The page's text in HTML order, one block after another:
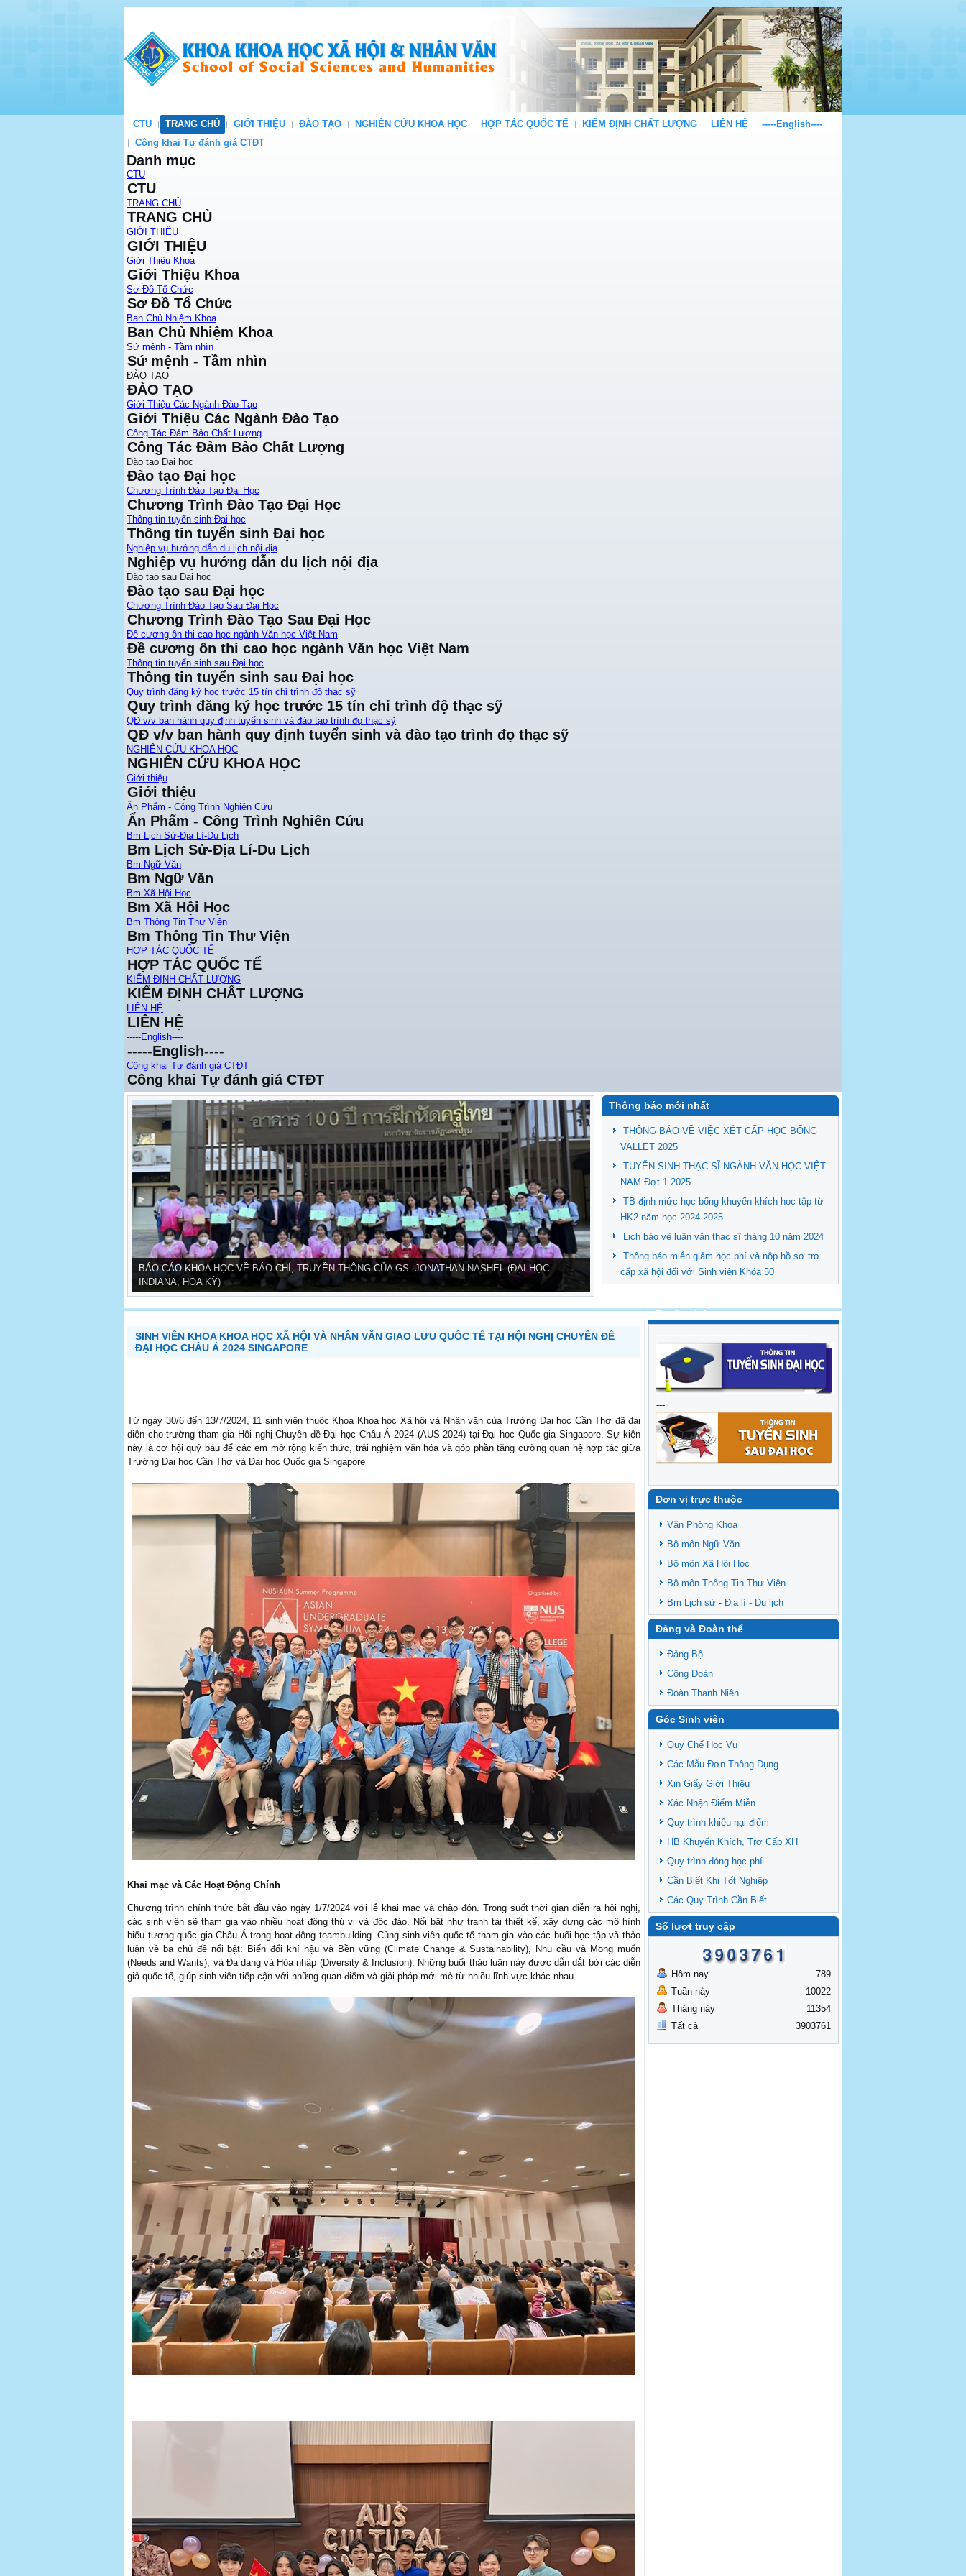
CTU TRANG CHỦ GIỚI THIỆU ĐÀO TẠO NGHIÊN CỨU KHOA HỌC HỢP TÁC QUỐC TẾ KIỂM ĐỊNH CHẤT LƯỢNG LIÊN HỆ
-----English----
Công khai Tự đánh giá CTĐT
Danh mục
CTU
CTU
TRANG CHỦ
TRANG CHỦ
GIỚI THIỆU
GIỚI THIỆU
Giới Thiệu Khoa
Giới Thiệu Khoa
Sơ Đồ Tổ Chức
Sơ Đồ Tổ Chức
Ban Chủ Nhiệm Khoa
Ban Chủ Nhiệm Khoa
Sứ mệnh - Tầm nhìn
Sứ mệnh - Tầm nhìn
ĐÀO TẠO
ĐÀO TẠO
Giới Thiệu Các Ngành Đào Tạo
Giới Thiệu Các Ngành Đào Tạo
Công Tác Đảm Bảo Chất Lượng
Công Tác Đảm Bảo Chất Lượng
Đào tạo Đại học
Đào tạo Đại học
Chương Trình Đào Tạo Đại Học
Chương Trình Đào Tạo Đại Học
Thông tin tuyển sinh Đại học
Thông tin tuyển sinh Đại học
Nghiệp vụ hướng dẫn du lịch nội địa
Nghiệp vụ hướng dẫn du lịch nội địa
Đào tạo sau Đại học
Đào tạo sau Đại học
Chương Trình Đào Tạo Sau Đại Học
Chương Trình Đào Tạo Sau Đại Học
Đề cương ôn thi cao học ngành Văn học Việt Nam
Đề cương ôn thi cao học ngành Văn học Việt Nam
Thông tin tuyển sinh sau Đại học
Thông tin tuyển sinh sau Đại học
Quy trình đăng ký học trước 15 tín chỉ trình độ thạc sỹ
Quy trình đăng ký học trước 15 tín chỉ trình độ thạc sỹ
QĐ v/v ban hành quy định tuyển sinh và đào tạo trình đọ thạc sỹ
QĐ v/v ban hành quy định tuyển sinh và đào tạo trình đọ thạc sỹ
NGHIÊN CỨU KHOA HỌC
NGHIÊN CỨU KHOA HỌC
Giới thiệu
Giới thiệu
Ấn Phẩm - Công Trình Nghiên Cứu
Ấn Phẩm - Công Trình Nghiên Cứu
Bm Lịch Sử-Địa Lí-Du Lịch
Bm Lịch Sử-Địa Lí-Du Lịch
Bm Ngữ Văn
Bm Ngữ Văn
Bm Xã Hội Học
Bm Xã Hội Học
Bm Thông Tin Thư Viện
Bm Thông Tin Thư Viện
HỢP TÁC QUỐC TẾ
HỢP TÁC QUỐC TẾ
KIỂM ĐỊNH CHẤT LƯỢNG
KIỂM ĐỊNH CHẤT LƯỢNG
LIÊN HỆ
LIÊN HỆ
-----English----
-----English----
Công khai Tự đánh giá CTĐT
Công khai Tự đánh giá CTĐT
BÁO CÁO KHOA HỌC VỀ BÁO CHÍ, TRUYỀN THÔNG CỦA GS. JONATHAN NASHEL (ĐẠI HỌC
INDIANA, HOA KỲ)
Thông báo mới nhất
THÔNG BÁO VỀ VIỆC XÉT CẤP HỌC BỔNG
VALLET 2025
TUYỂN SINH THẠC SĨ NGÀNH VĂN HỌC VIỆT
NAM Đợt 1.2025
TB định mức học bổng khuyến khích học tập từ
HK2 năm học 2024-2025
Lịch bảo vệ luận văn thạc sĩ tháng 10 năm 2024
Thông báo miễn giảm học phí và nộp hồ sơ trợ
cấp xã hội đối với Sinh viên Khóa 50
SINH VIÊN KHOA KHOA HỌC XÃ HỘI VÀ NHÂN VĂN GIAO LƯU QUỐC TẾ TẠI HỘI NGHỊ CHUYÊN ĐỀ
ĐẠI HỌC CHÂU Á 2024 SINGAPORE
Từ ngày 30/6 đến 13/7/2024, 11 sinh viên thuộc Khoa Khoa học Xã hội và Nhân văn của Trường Đại học Cần Thơ đã đại
diện cho trường tham gia Hội nghị Chuyên đề Đại học Châu Á 2024 (AUS 2024) tại Đại học Quốc gia Singapore. Sự kiện
này là cơ hội quý báu để các em mở rộng kiến thức, trải nghiệm văn hóa và góp phần tăng cường quan hệ hợp tác giữa
Trường Đại học Cần Thơ và Đại học Quốc gia Singapore
Khai mạc và Các Hoạt Động Chính
Chương trình chính thức bắt đầu vào ngày 1/7/2024 với lễ khai mạc và chào đón. Trong suốt thời gian diễn ra hội nghị,
các sinh viên sẽ tham gia vào nhiều hoạt động thú vị và độc đáo. Nổi bật như tranh tài thiết kế, xây dựng các mô hình
biểu tượng quốc gia Châu Á trong hoạt động teambuilding. Cùng sinh viên quốc tế tham gia vào các buổi học tập và thảo
luận về ba chủ đề nổi bật: Biến đổi khí hậu và Bền vững (Climate Change & Sustainability), Nhu cầu và Mong muốn
(Needs and Wants), và Đa dạng và Hòa nhập (Diversity & Inclusion). Những buổi thảo luận này được dẫn dắt bởi các diễn
giả quốc tế, giúp sinh viên tiếp cận với những quan điểm và giải pháp mới mẻ từ nhiều lĩnh vực khác nhau.
Tuyển sinh
---
Đơn vị trực thuộc
Văn Phòng Khoa
Bộ môn Ngữ Văn
Bộ môn Xã Hội Học
Bộ môn Thông Tin Thư Viện
Bm Lịch sử - Địa lí - Du lịch
Đảng và Đoàn thể
Đảng Bộ
Công Đoàn
Đoàn Thanh Niên
Góc Sinh viên
Quy Chế Học Vụ
Các Mẫu Đơn Thông Dụng
Xin Giấy Giới Thiệu
Xác Nhận Điểm Miễn
Quy trình khiếu nại điểm
HB Khuyến Khích, Trợ Cấp XH
Quy trình đóng học phí
Cần Biết Khi Tốt Nghiệp
Các Quy Trình Cần Biết
Số lượt truy cập
Hôm nay
Tuần này
Tháng này
Tất cả
789
10022
11354
3903761